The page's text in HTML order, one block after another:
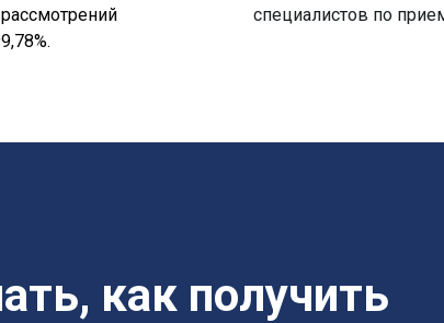
специалистов по
как получить